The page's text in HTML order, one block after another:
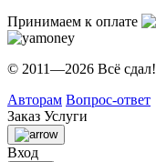
Принимаем к оплате
© 2011—2026 Всё сдал!
Авторам Вопрос-ответ
Заказ Услуги
Вход